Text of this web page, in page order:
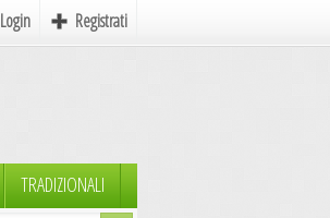
Login Registrati
TRADIZIONALI